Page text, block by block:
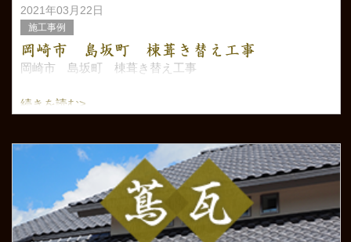
2021年03月22日
施工事例
岡崎市 島坂町 棟葺き替え工事
岡崎市 島坂町 棟葺き替え工事
続きを読む>